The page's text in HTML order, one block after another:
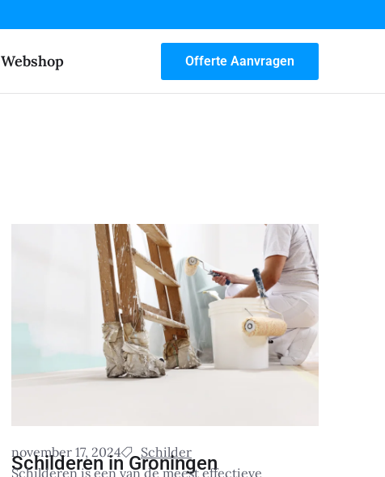
Webshop Offerte Aanvragen
november 17, 2024 Schilder
Schilderen in Groningen
Schilderen is een van de meest effectieve